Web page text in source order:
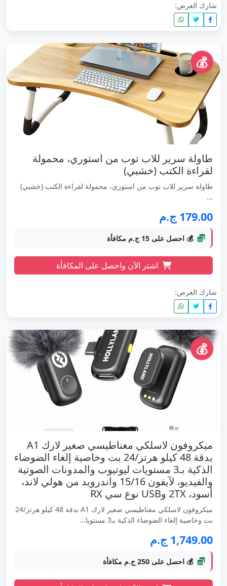
شارك العرض:
💰
طاولة سرير للاب توب من استوري، محمولة
لقراءة الكتب (خشبي)
طاولة سرير للاب توب من استوري، محمولة لقراءة الكتب (خشبي)
...
179.00 ج.م
💰 احصل على 15 ج.م مكافأة
اشتر الآن واحصل على المكافأة
شارك العرض:
💰
ميكروفون لاسلكي مغناطيسي صغير لارك A1
بدقة 48 كيلو هرتز/24 بت وخاصية إلغاء الضوضاء
الذكية بـ3 مستويات ليوتيوب والمدونات الصوتية
والفيديو، لآيفون 15/16 واندرويد من هولي لاند،
أسود، 2TX وUSB نوع سي RX
ميكروفون لاسلكي مغناطيسي صغير لارك A1 بدقة 48 كيلو هرتز/24
بت وخاصية إلغاء الضوضاء الذكية بـ3 مستويا...
1,749.00 ج.م
💰 احصل على 250 ج.م مكافأة